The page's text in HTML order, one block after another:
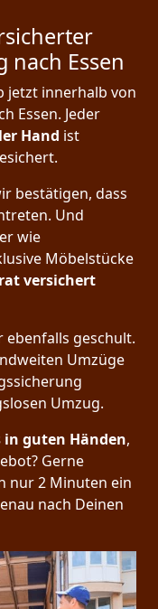
nach Essen
jetzt innerhalb von
Essen. Jeder
Hand ist
bestätigen, dass
Und
wie
Möbelstücke
versichert
geschult.
Umzüge
Umzug.
in guten Händen,
Gerne
nur 2 Minuten ein
nach Deinen